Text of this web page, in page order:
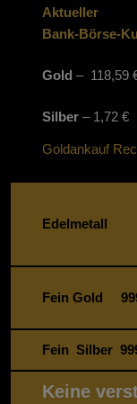
Aktueller
Bank-Börse-
Gold –
Silber – 1,72
Goldankauf
Edelmetall
Fein Gold
Fein Silber
Keine